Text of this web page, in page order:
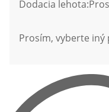
Dodacia lehota:
Prosím, vyberte